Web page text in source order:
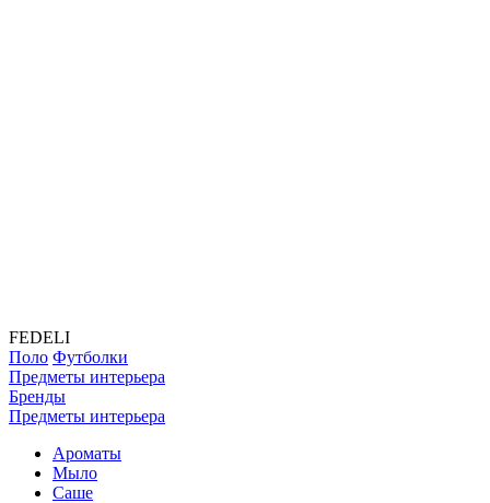
FEDELI
Поло Футболки
Предметы интерьера
Бренды
Предметы интерьера
Ароматы
Мыло
Саше